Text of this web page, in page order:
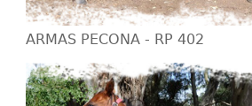
ARMAS PECONA - RP 402